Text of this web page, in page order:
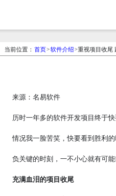
当前位置： 首页>软件介绍>重视项目收尾
来源：名易软件
历时一年多的软件开发项目终于
情况我一脸苦笑，快要看到胜利
负关键的时刻，一不小心就有可能
充满血泪的项目收尾